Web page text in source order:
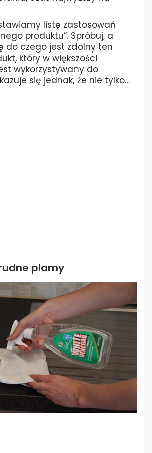
listę zastosowań
produktu”. Spróbuj, a
do czego jest zdolny ten
który w większości
wykorzystywany do
się jednak, że nie tylko…
plamy